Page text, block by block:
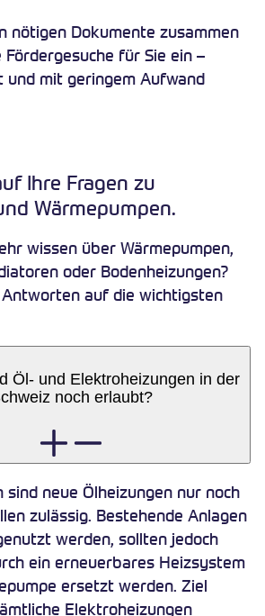
nötigen Dokumente zusammen
Fördergesuche für Sie ein –
und mit geringem Aufwand
Ihre Fragen zu
Wärmepumpen.
wissen über Wärmepumpen,
oder Bodenheizungen?
Antworten auf die wichtigsten
Öl- und Elektroheizungen in der
noch erlaubt?
sind neue Ölheizungen nur noch
zulässig. Bestehende Anlagen
werden, sollten jedoch
ein erneuerbares Heizsystem
ersetzt werden. Ziel
Elektroheizungen